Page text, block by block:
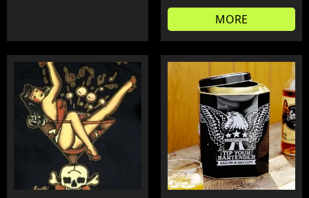
MORE